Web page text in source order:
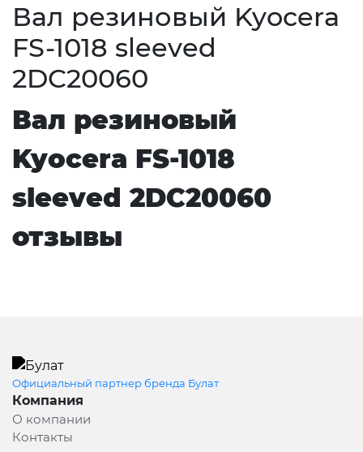
Вал резиновый Kyocera
FS-1018 sleeved
2DC20060
Вал резиновый
Kyocera FS-1018
sleeved 2DC20060
отзывы
Официальный партнер бренда Булат
Компания
О компании
Контакты